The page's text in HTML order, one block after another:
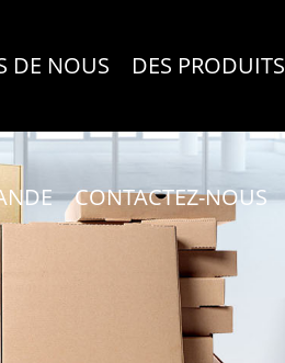
DE NOUS DES PRODUITS
CONTACTEZ-NOUS